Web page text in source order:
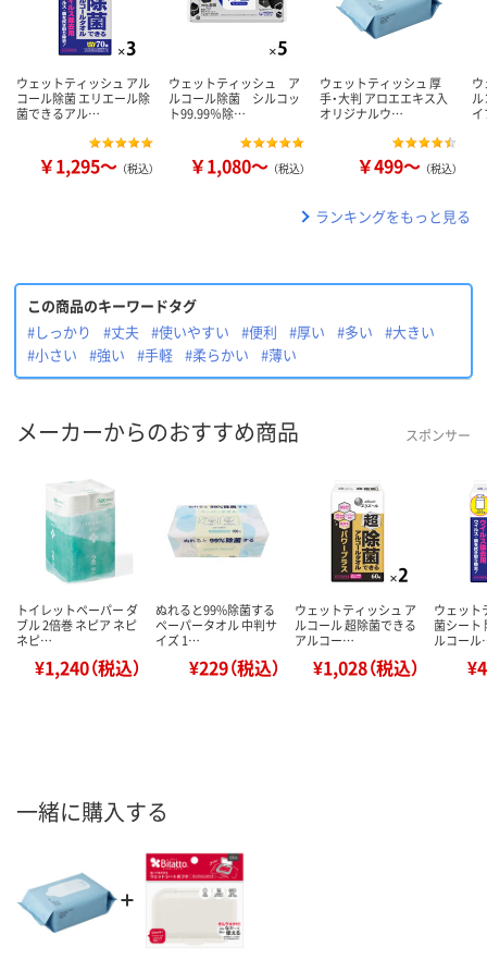
ウェットティッシュ アル
コール除菌 エリエール除
菌できるアル…
￥1,295～ （税込）
ウェットティッシュ ア
ルコール除菌 シルコッ
ト99.99％除…
￥1,080～ （税込）
ウェットティッシュ 厚
手・大判 アロエエキス入
オリジナルウ…
￥499～ （税込）
ウ
ル
ランキングをもっと見る
この商品のキーワードタグ
#しっかり
#丈夫 #使いやすい #便利 #厚い #多い
#大きい
#小さい
#強い #手軽 #柔らかい #薄い
メーカーからのおすすめ商品 スポンサー
トイレットペーパー ダ
ブル 2倍巻 ネピア ネピ
ネピ…
¥1,240（税込）
ぬれると99%除菌する
ペーパータオル 中判サ
イズ 1…
¥229（税込）
ウェットティッシュ ア
ルコール 超除菌できる
アルコー…
¥1,028（税込）
ウェット
菌シート
ルコー
一緒に購入する